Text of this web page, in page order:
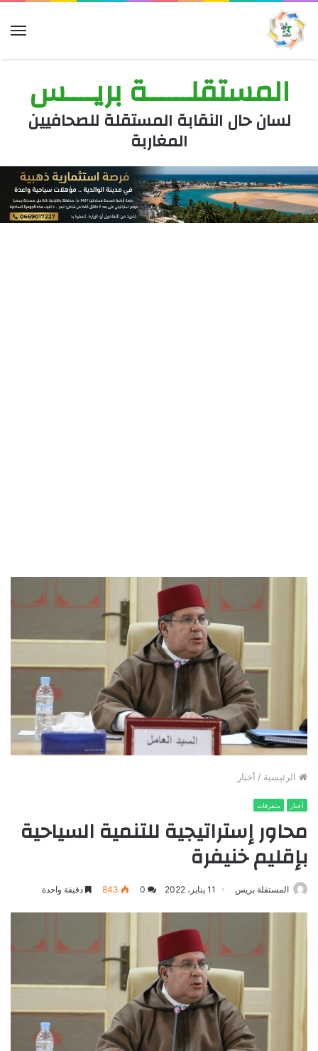
المستقلــــــة بريــــس
لسان حال النقابة المستقلة للصحافيين
المغاربة
الرئيسية / أخبار
أخبار متفرقات
محاور إستراتيجية للتنمية السياحية
بإقليم خنيفرة
المستقلة بريس 11 يناير، 2022 0
843 دقيقة واحدة